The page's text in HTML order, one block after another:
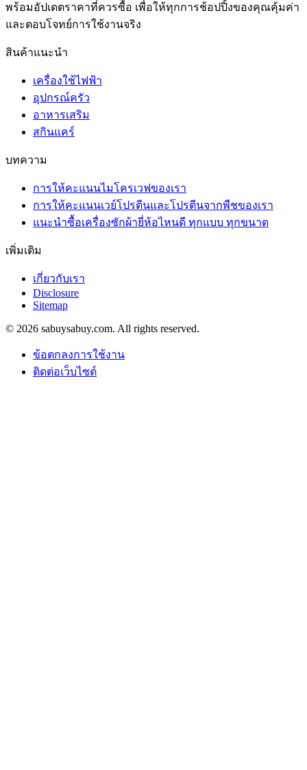
พร้อมอัปเดตราคาที่ควรซื้อ เพื่อให้ทุกการช้อปปิ้งของคุณคุ้มค่า
และตอบโจทย์การใช้งานจริง
สินค้าแนะนำ
เครื่องใช้ไฟฟ้า
อุปกรณ์ครัว
อาหารเสริม
สกินแคร์
บทความ
การให้คะแนนไมโครเวฟของเรา
การให้คะแนนเวย์โปรตีนและโปรตีนจากพืชของเรา
แนะนำซื้อเครื่องซักผ้ายี่ห้อไหนดี ทุกแบบ ทุกขนาด
เพิ่มเติม
เกี่ยวกับเรา
Disclosure
Sitemap
© 2026 sabuysabuy.com. All rights reserved.
ข้อตกลงการใช้งาน
ติดต่อเว็บไซต์